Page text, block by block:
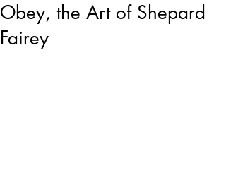
Obey, the Art of Shepard
Fairey